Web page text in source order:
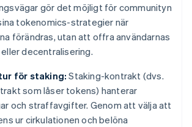
gör det möjligt för communityn
tokenomics-strategier när
förändras, utan att offra användarnas
decentralisering.
för staking: Staking-kontrakt (dvs.
som låser tokens) hanterar
och straffavgifter. Genom att välja att
ur cirkulationen och belöna